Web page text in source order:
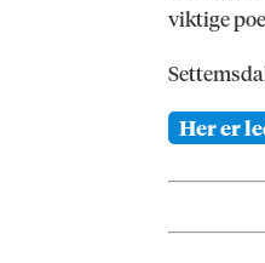
viktige
Her er